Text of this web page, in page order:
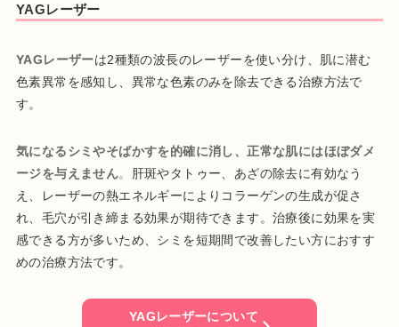
YAGレーザー
YAGレーザーは2種類の波長のレーザーを使い分け、肌に潜む
色素異常を感知し、異常な色素のみを除去できる治療方法で
す。
気になるシミやそばかすを的確に消し、正常な肌にはほぼダメ
ージを与えません。 肝斑やタトゥー、あざの除去に有効なう
え、レーザーの熱エネルギーによりコラーゲンの生成が促さ
れ、毛穴が引き締まる効果が期待できます。治療後に効果を実
感できる方が多いため、シミを短期間で改善したい方におすす
めの治療方法です。
YAGレーザーについて